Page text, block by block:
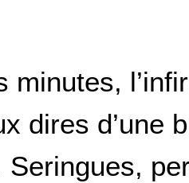
minutes,
dires d’une
Seringues,